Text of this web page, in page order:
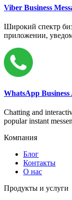
Viber Business
Широкий спектр
приложении,
WhatsApp
Chatting and
popular instant
Компания
Блог
Контакты
О нас
Продукты и услуги